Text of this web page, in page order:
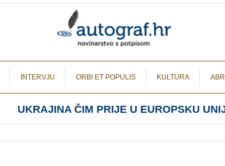
INTERVJU ORBI ET POPULIS KULTURA
UKRAJINA ČIM PRIJE U EUROPSKU